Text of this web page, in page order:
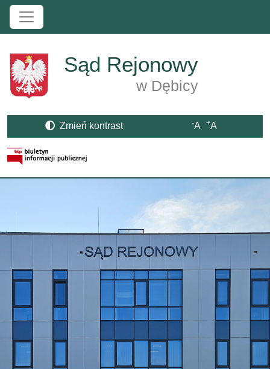
Przejdź do treści
Sąd Rejonowy
w Dębicy
Zmień kontrast -A +A
Strona BIP otwiera się w nowym oknie